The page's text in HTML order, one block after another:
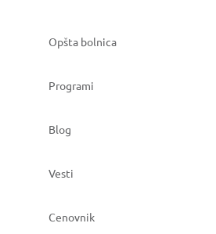
Opšta bolnica
Programi
Blog
Vesti
Cenovnik